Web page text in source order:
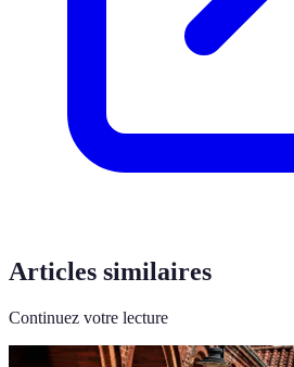
Articles similaires
Continuez votre lecture